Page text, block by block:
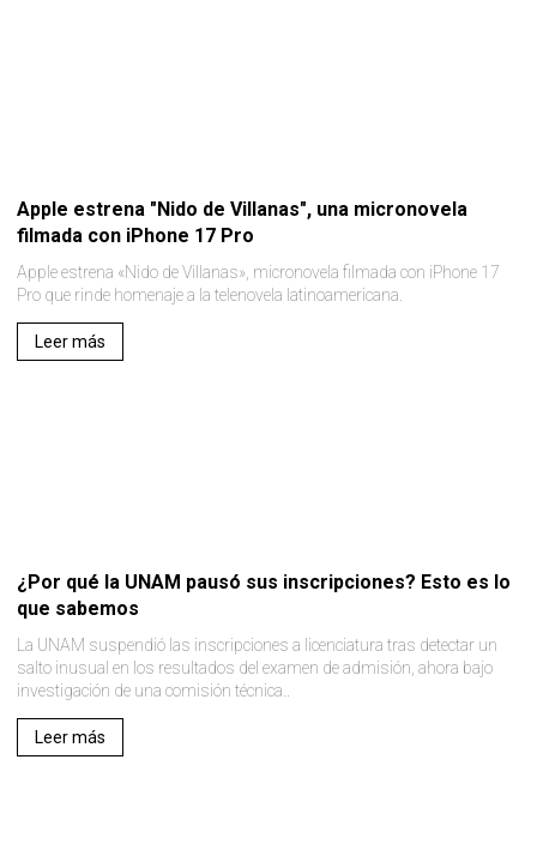
Apple estrena "Nido de Villanas", una micronovela
filmada con iPhone 17 Pro
Apple estrena «Nido de Villanas», micronovela filmada con iPhone 17
Pro que rinde homenaje a la telenovela latinoamericana.
Leer más
¿Por qué la UNAM pausó sus inscripciones? Esto es lo
que sabemos
La UNAM suspendió las inscripciones a licenciatura tras detectar un
salto inusual en los resultados del examen de admisión, ahora bajo
investigación de una comisión técnica..
Leer más